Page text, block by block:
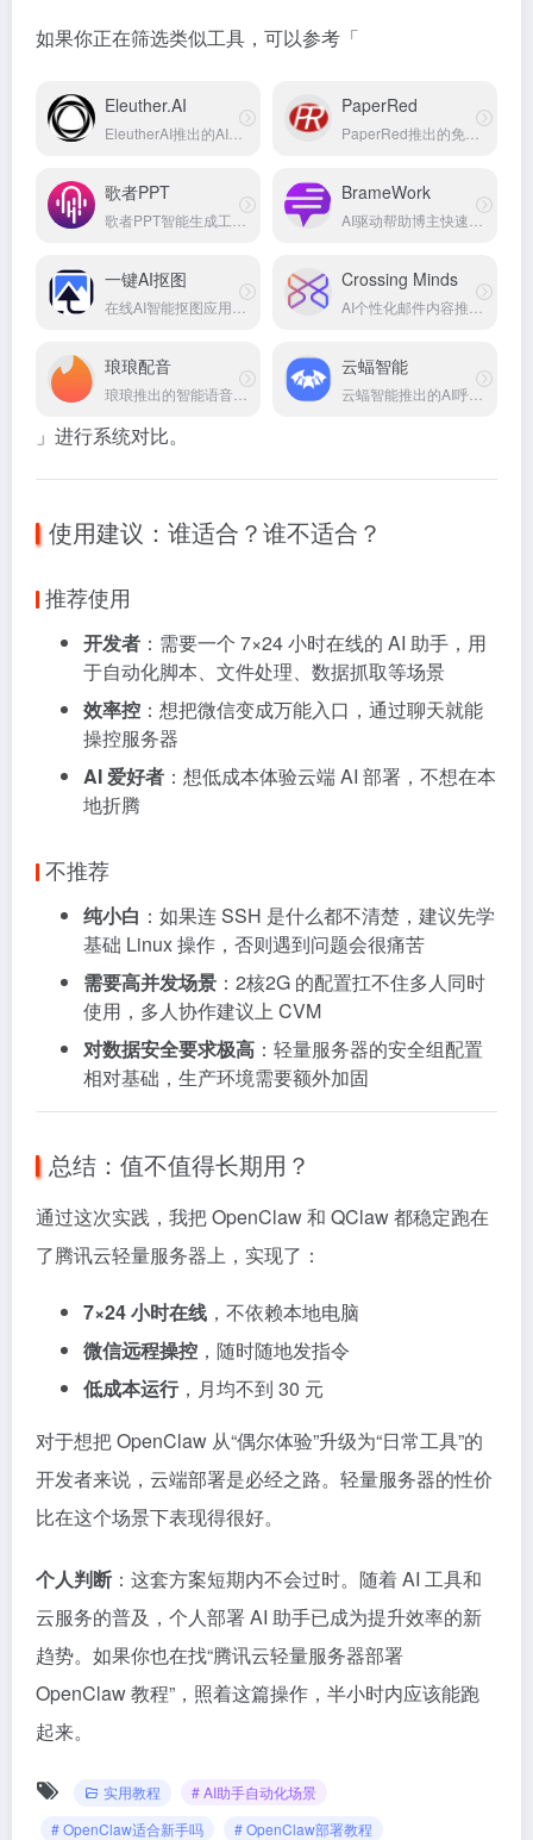
如果你正在筛选类似工具，可以参考「
Eleuther.AI PaperRed
歌者PPT BrameWork
一键AI抠图 Crossing Minds
琅琅配音
琅琅推出的智能语音合成工具
云蝠智能
」进行系统对比。
使用建议：谁适合？谁不适合？
推荐使用
开发者 ：需要一个 7×24 小时在线的 AI 助手，用
于自动化脚本、文件处理、数据抓取等场景
效率控 ：想把微信变成万能入口，通过聊天就能
操控服务器
AI 爱好者 ：想低成本体验云端 AI 部署，不想在本
地折腾
不推荐
纯小白 ：如果连 SSH 是什么都不清楚，建议先学
基础 Linux 操作，否则遇到问题会很痛苦
需要高并发场景 ：2核2G 的配置扛不住多人同时
使用，多人协作建议上 CVM
对数据安全要求极高 ：轻量服务器的安全组配置
相对基础，生产环境需要额外加固
总结：值不值得长期用？
通过这次实践，我把 OpenClaw 和 QClaw 都稳定跑在
了腾讯云轻量服务器上，实现了：
7×24 小时在线 ，不依赖本地电脑
微信远程操控 ，随时随地发指令
低成本运行，月均不到 30 元
对于想把 OpenClaw 从“偶尔体验”升级为“日常工具”的
开发者来说，云端部署是必经之路。轻量服务器的性价
比在这个场景下表现得很好。
个人判断 ：这套方案短期内不会过时。随着 AI 工具和
云服务的普及，个人部署 AI 助手已成为提升效率的新
趋势。如果你也在找“腾讯云轻量服务器部署
OpenClaw 教程”，照着这篇操作，半小时内应该能跑
起来。
实用教程
# AI助手自动化场景
# OpenClaw适合新手吗
# OpenClaw部署教程